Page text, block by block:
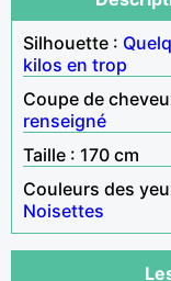
Silhouette :
kilos en trop
Coupe de
renseigné
Taille : 170 cm
Couleurs des
Noisettes